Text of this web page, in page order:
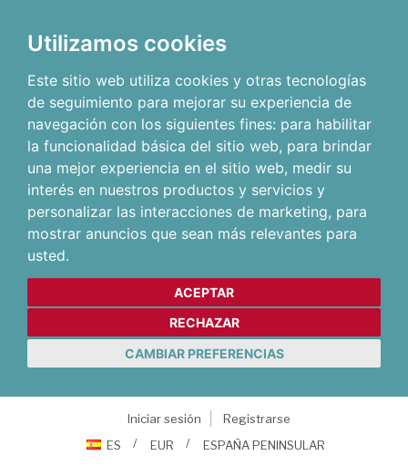
Utilizamos cookies
Este sitio web utiliza cookies y otras tecnologías
de seguimiento para mejorar su experiencia de
navegación con los siguientes fines: para habilitar
la funcionalidad básica del sitio web, para brindar
una mejor experiencia en el sitio web, medir su
interés en nuestros productos y servicios y
personalizar las interacciones de marketing, para
mostrar anuncios que sean más relevantes para
usted.
ACEPTAR
RECHAZAR
CAMBIAR PREFERENCIAS
Iniciar sesión
Registrarse
ES
EUR ESPAÑA PENINSULAR